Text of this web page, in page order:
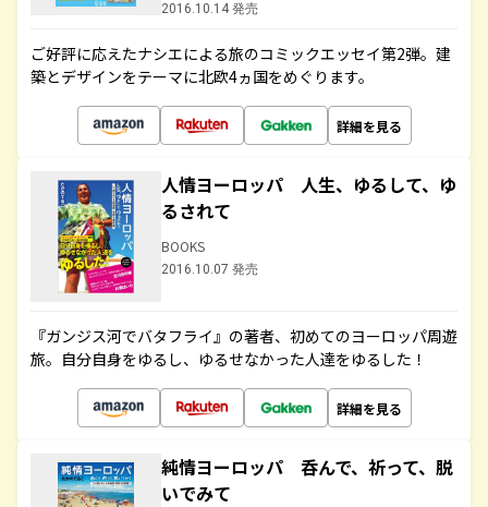
2016.10.14 発売
ご好評に応えたナシエによる旅のコミックエッセイ第2弾。建
築とデザインをテーマに北欧4ヵ国をめぐります。
詳細を見る
人情ヨーロッパ 人生、ゆるして、ゆ
るされて
BOOKS
2016.10.07 発売
『ガンジス河でバタフライ』の著者、初めてのヨーロッパ周遊
旅。自分自身をゆるし、ゆるせなかった人達をゆるした！
詳細を見る
純情ヨーロッパ 呑んで、祈って、脱
いでみて